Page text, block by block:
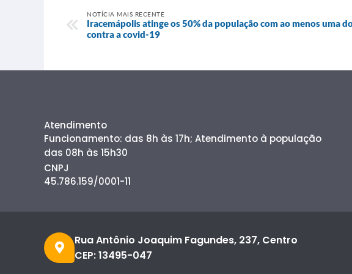
NOTÍCIA MAIS RECENTE
Iracemápolis atinge os 50% da população com ao menos uma
contra a covid-19
Rua Antônio Joaquim Fagundes, 237, Centro
CEP: 13495-047
Atendimento
Funcionamento: das 8h às 17h; Atendimento à população
das 08h às 15h30
CNPJ
45.786.159/0001-11